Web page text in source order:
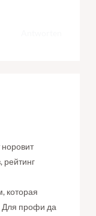
норовит
рейтинг
которая
Для профи да